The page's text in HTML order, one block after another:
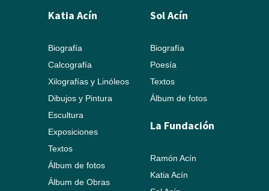
Katia Acín
Biografía
Calcografía
Xilografías y Linóleos
Dibujos y Pintura
Escultura
Exposiciones
Textos
Álbum de fotos
Álbum de Obras
Sol Acín
Biografía
Poesía
Textos
Álbum de fotos
La Fundación
Ramón Acín
Katia Acín